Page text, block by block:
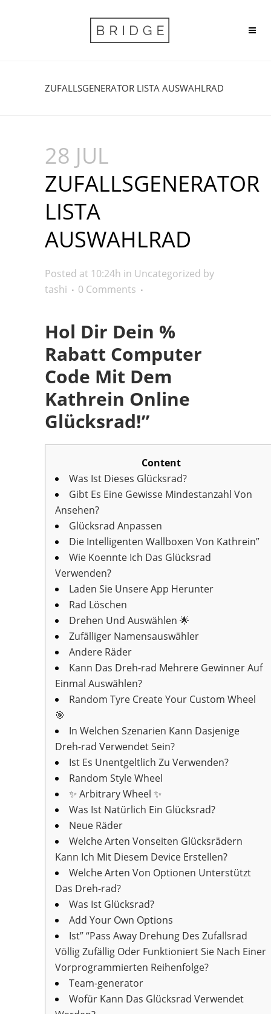
ZUFALLSGENERATOR LISTA AUSWAHLRAD
28 JUL
ZUFALLSGENERATOR
LISTA
AUSWAHLRAD
Posted at 10:24h in Uncategorized by
tashi
0 Comments
Hol Dir Dein %
Rabatt Computer
Code Mit Dem
Kathrein Online
Glücksrad!”
Content
Was Ist Dieses Glücksrad?
Gibt Es Eine Gewisse Mindestanzahl Von
Ansehen?
Glücksrad Anpassen
Die Intelligenten Wallboxen Von Kathrein”
Wie Koennte Ich Das Glücksrad
Verwenden?
Laden Sie Unsere App Herunter
Rad Löschen
Drehen Und Auswählen 🌟
Zufälliger Namensauswähler
Andere Räder
Kann Das Dreh-rad Mehrere Gewinner Auf
Einmal Auswählen?
Random Tyre Create Your Custom Wheel
🎯
In Welchen Szenarien Kann Dasjenige
Dreh-rad Verwendet Sein?
Ist Es Unentgeltlich Zu Verwenden?
Random Style Wheel
✨ Arbitrary Wheel ✨
Was Ist Natürlich Ein Glücksrad?
Neue Räder
Welche Arten Vonseiten Glücksrädern
Kann Ich Mit Diesem Device Erstellen?
Welche Arten Von Optionen Unterstützt
Das Dreh-rad?
Was Ist Glücksrad?
Add Your Own Options
Ist” “Pass Away Drehung Des Zufallsrad
Völlig Zufällig Oder Funktioniert Sie Nach Einer
Vorprogrammierten Reihenfolge?
Team-generator
Wofür Kann Das Glücksrad Verwendet